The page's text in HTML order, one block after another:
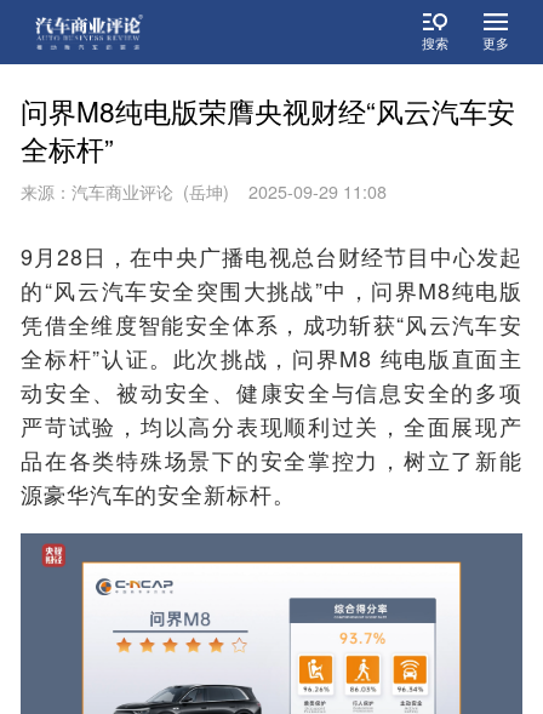
搜索 更多
问界M8纯电版荣膺央视财经“风云汽车安
全标杆”
来源：汽车商业评论 (岳坤) 2025-09-29 11:08
9月28日，在中央广播电视总台财经节目中心发起
的“风云汽车安全突围大挑战”中， 问界M8纯电版
凭借全维度智能安全体系，成功斩获“风云汽车安
全标杆”认证。此次挑战， 问界M8 纯电版直面主
动安全、被动安全、健康安全与信息安全的多项
严苛试验 ， 均以高分表现顺利过关 ，全面展现产
品在各类特殊场景下的安全掌控力，树立了新能
源豪华汽车的安全新标杆。